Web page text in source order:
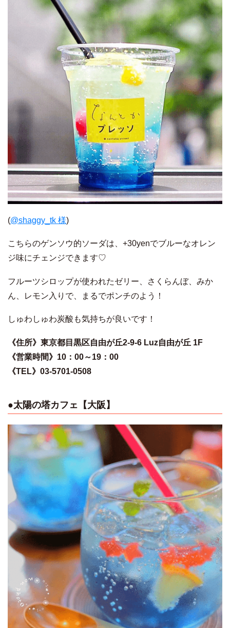
(@shaggy_tk 様)
こちらのゲンソウ的ソーダは、+30yenでブルーなオレン
ジ味にチェンジできます♡
フルーツシロップが使われたゼリー、さくらんぼ、みか
ん、レモン入りで、まるでポンチのよう！
しゅわしゅわ炭酸も気持ちが良いです！
《住所》東京都目黒区自由が丘2-9-6 Luz自由が丘 1F
《営業時間》10：00～19：00
《TEL》03-5701-0508
●太陽の塔カフェ【大阪】